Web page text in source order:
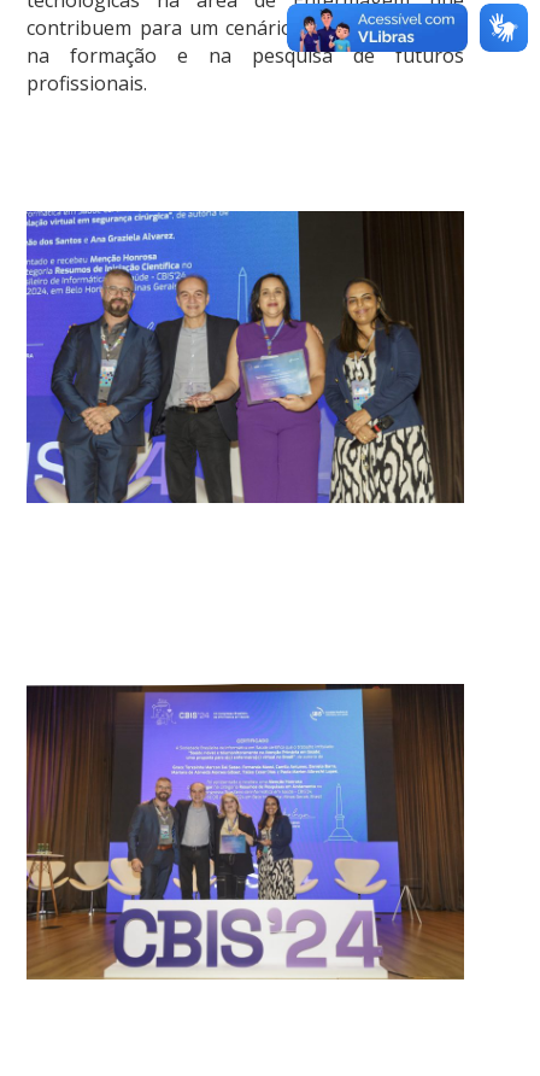
contribuem para um cenário de transformação
na formação e na pesquisa de futuros
profissionais.